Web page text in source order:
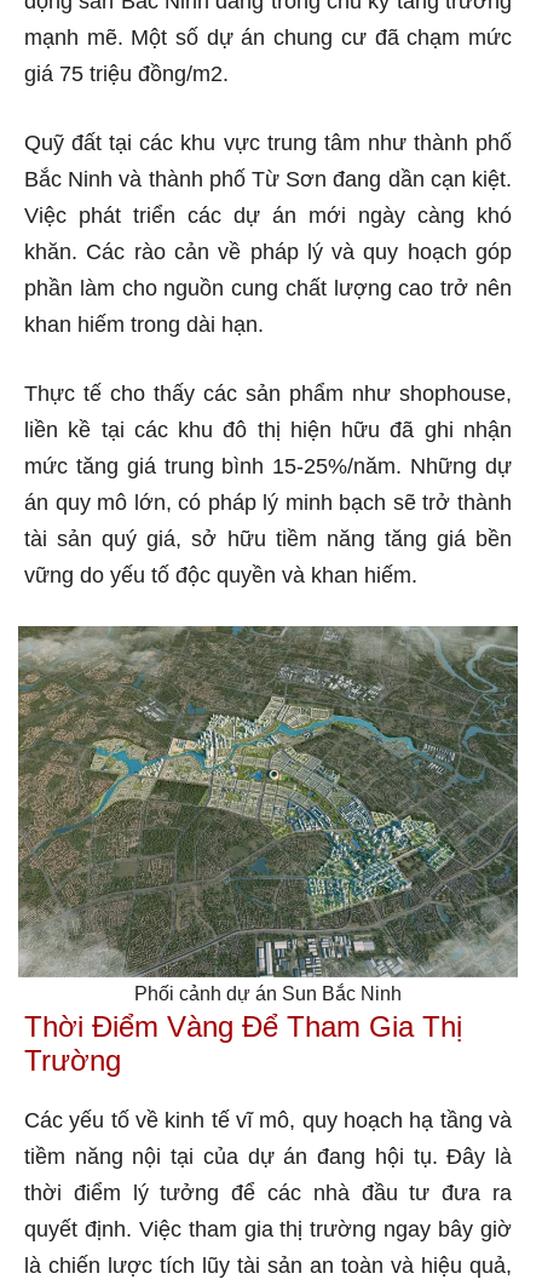
mạnh mẽ. Một số dự án chung cư đã chạm mức
giá 75 triệu đồng/m2.
Quỹ đất tại các khu vực trung tâm như thành phố
Bắc Ninh và thành phố Từ Sơn đang dần cạn kiệt.
Việc phát triển các dự án mới ngày càng khó
khăn. Các rào cản về pháp lý và quy hoạch góp
phần làm cho nguồn cung chất lượng cao trở nên
khan hiếm trong dài hạn.
Thực tế cho thấy các sản phẩm như shophouse,
liền kề tại các khu đô thị hiện hữu đã ghi nhận
mức tăng giá trung bình 15-25%/năm. Những dự
án quy mô lớn, có pháp lý minh bạch sẽ trở thành
tài sản quý giá, sở hữu tiềm năng tăng giá bền
vững do yếu tố độc quyền và khan hiếm.
Phối cảnh dự án Sun Bắc Ninh
Thời Điểm Vàng Để Tham Gia Thị
Trường
Các yếu tố về kinh tế vĩ mô, quy hoạch hạ tầng và
tiềm năng nội tại của dự án đang hội tụ. Đây là
thời điểm lý tưởng để các nhà đầu tư đưa ra
quyết định. Việc tham gia thị trường ngay bây giờ
là chiến lược tích lũy tài sản an toàn và hiệu quả,